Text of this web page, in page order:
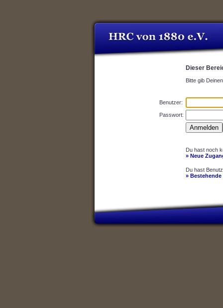
Dieser
Bitte gib
Benutzer:
Passwort:
Du hast noch
» Neue
Du hast
»